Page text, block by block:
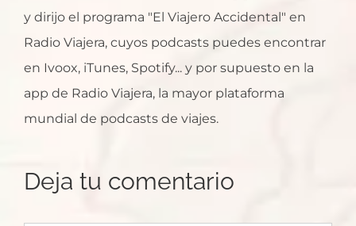
y dirijo el programa "El Viajero Accidental" en
Radio Viajera, cuyos podcasts puedes encontrar
en Ivoox, iTunes, Spotify... y por supuesto en la
app de Radio Viajera, la mayor plataforma
mundial de podcasts de viajes.
Deja tu comentario